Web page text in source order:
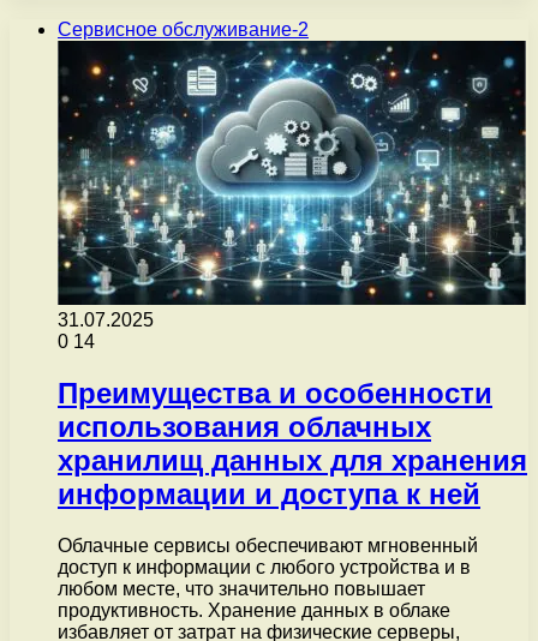
Сервисное обслуживание-2
31.07.2025
0 14
Преимущества и особенности
использования облачных
хранилищ данных для хранения
информации и доступа к ней
Облачные сервисы обеспечивают мгновенный
доступ к информации с любого устройства и в
любом месте, что значительно повышает
продуктивность. Хранение данных в облаке
избавляет от затрат на физические серверы,